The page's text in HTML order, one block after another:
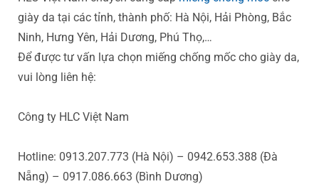
giày da tại các tỉnh, thành phố: Hà Nội, Hải Phòng, Bắc
Ninh, Hưng Yên, Hải Dương, Phú Thọ,…
Để được tư vấn lựa chọn miếng chống mốc cho giày da,
vui lòng liên hệ:
Công ty HLC Việt Nam
Hotline: 0913.207.773 (Hà Nội) – 0942.653.388 (Đà
Nẵng) – 0917.086.663 (Bình Dương)